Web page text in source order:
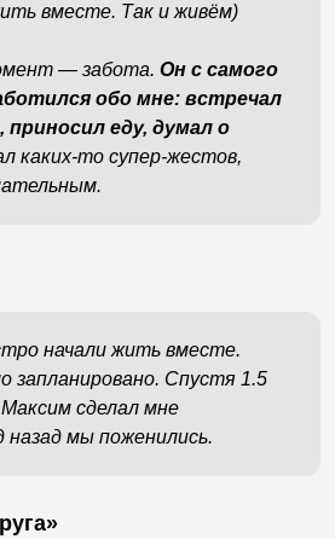
вместе. Так и живём)
— забота. Он с самого
обо мне: встречал
приносил еду, думал о
каких-то супер-жестов,
начали жить вместе.
запланировано. Спустя 1.5
сделал мне
назад мы поженились.